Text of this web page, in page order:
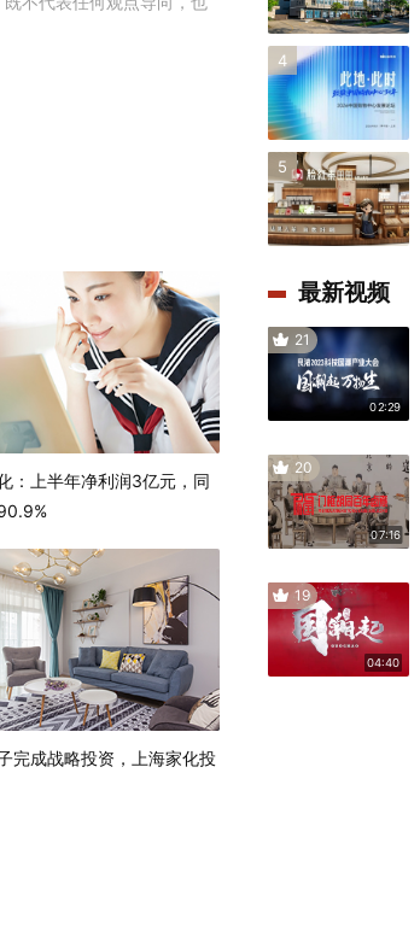
：上半年净利润3亿元，同
完成战略投资，上海家化投
4
5
最新视频
21
02:29
20
07:16
19
04:40